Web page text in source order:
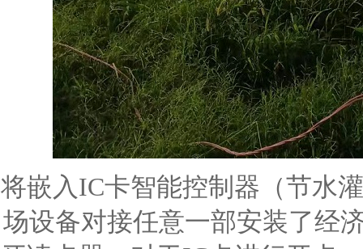
将嵌入IC卡智能控制器（节水
场设备对接任意一部安装了经